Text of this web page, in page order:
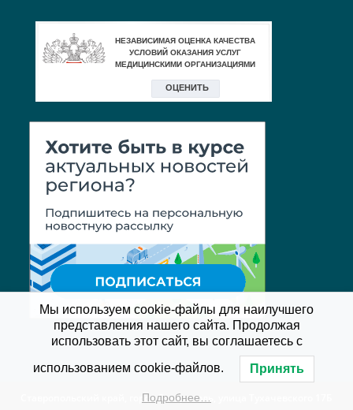
Ставропольский край, город Ставрополь, улица Тухачевского 17Б
Мы используем cookie-файлы для наилучшего
представления нашего сайта. Продолжая
использовать этот сайт, вы соглашаетесь с
использованием cookie-файлов. Принять
Подробнее…